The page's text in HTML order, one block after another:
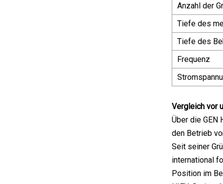
Anzahl der
Tiefe des
Tiefe des
Frequenz
Vergleich vor
Über die GEN
den Betrieb
Seit seiner
international
Position im